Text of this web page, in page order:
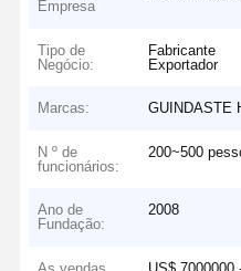
Empresa
Tipo de
Negócio:
Fabricante
Exportador
Marcas: GUINDASTE
N º de
funcionários:
200~500
Ano de
Fundação:
2008